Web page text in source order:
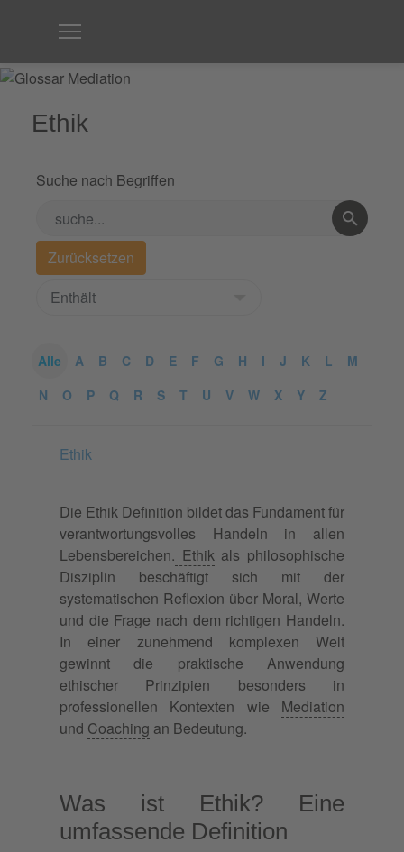
Ethik
Suche nach Begriffen
Alle A B C D E F G H I J K L
M
N
O P Q R S T U V W X Y Z
Ethik
Die Ethik Definition bildet das Fundament für
verantwortungsvolles Handeln in allen
Lebensbereichen. Ethikals philosophische
Disziplin beschäftigt sich mit der
systematischen Reflexion über Moral, Werte
und die Frage nach dem richtigen Handeln.
In einer zunehmend komplexen Welt
gewinnt die praktische Anwendung
ethischer Prinzipien besonders in
professionellen Kontexten wie Mediation
und Coaching an Bedeutung.
Was ist Ethik? Eine
umfassende Definition